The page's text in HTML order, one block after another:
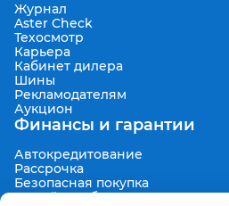
Журнал
Aster Check
Техосмотр
Карьера
Кабинет дилера
Шины
Рекламодателям
Аукцион
Финансы и гарантии
Автокредитование
Рассрочка
Безопасная покупка
7 дней на обмен